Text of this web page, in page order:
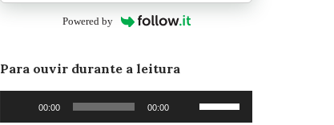
Powered by
Para ouvir durante a leitura
00:00 00:00